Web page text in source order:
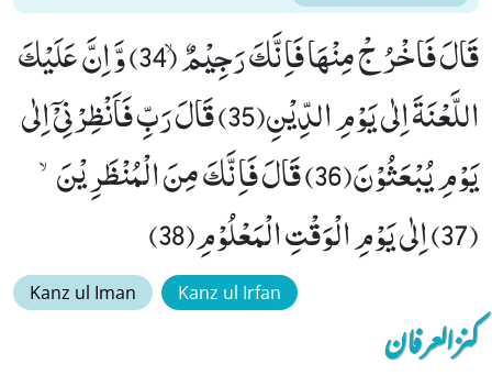
قَالَ فَاخْرُ جْ مِنْهَا فَاِنَّكَ رَجِیْمٌۙ (34) وَّ اِنَّ عَلَیْكَ
اللَّعْنَةَ اِلٰى یَوْمِ الدِّیْنِ(35) قَالَ رَبِّ فَاَنْظِرْنِیْۤ اِلٰى
یَوْمِ یُبْعَثُوْنَ(36) قَالَ فَاِنَّكَ مِنَ الْمُنْظَرِیْنَۙ
(37) اِلٰى یَوْمِ الْوَقْتِ الْمَعْلُوْمِ(38)
Kanz ul Iman Kanz ul Irfan
کنزالعرفان